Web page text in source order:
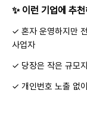
✨ 이런 기업에 추
✓ 혼자 운영하지만
사업자
✓ 당장은 작은 규모
✓ 개인번호 노출 없